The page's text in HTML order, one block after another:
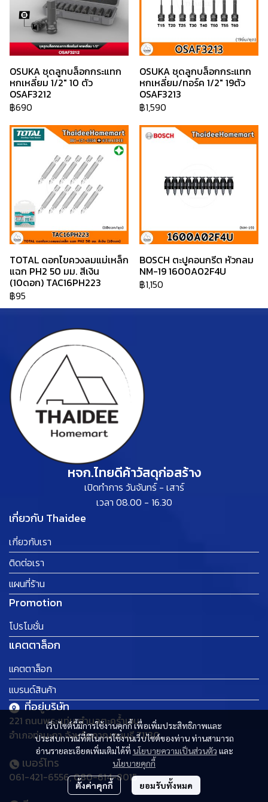
OSUKA ชุดลูกบล็อกกระแทก
หกเหลี่ยม 1/2" 10 ตัว
OSAF3212
฿690
OSUKA ชุดลูกบล็อกกระแทก
หกเหลี่ยม/ทอร์ค 1/2" 19ตัว
OSAF3213
฿1,590
TOTAL ดอกไขควงลมแม่เหล็ก
แฉก PH2 50 มม. สีเงิน
(10ดอก) TAC16PH223
฿95
BOSCH ตะปูคอนกรีต หัวกลม
NM-19 1600A02F4U
฿1,150
เว็บไซต์นี้มีการใช้งานคุกกี้ เพื่อเพิ่มประสิทธิภาพและ
ประสบการณ์ที่ดีในการใช้งานเว็บไซต์ของท่าน ท่านสามารถ
อ่านรายละเอียดเพิ่มเติมได้ที่ นโยบายความเป็นส่วนตัว และ
นโยบายคุกกี้
ตั้งค่าคุกกี้ ยอมรับทั้งหมด
หจก.ไทยดีค้าวัสดุก่อสร้าง
เปิดทำการ วันจันทร์ - เสาร์
เวลา 08.00 - 16.30
เกี่ยวกับ Thaidee
เกี่ยวกับเรา
ติดต่อเรา
แผนที่ร้าน
Promotion
โปรโมชั่น
แคตตาล็อก
แคตตาล็อก
แบรนด์สินค้า
ที่อยู่บริษัท
221 ถนนพระแท่น ตำบลตะคร้ำเอน
อำเภอท่ามะกา จังหวัดกาญจนบุรี 71130
เบอร์โทร
061-421-6556, 080-614-8015